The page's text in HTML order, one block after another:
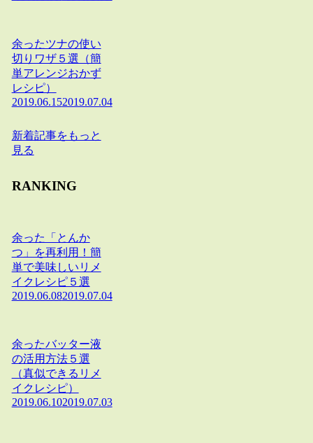
余ったツナの使い
切りワザ５選（簡
単アレンジおかず
レシピ）
2019.06.152019.07.04
新着記事をもっと
見る
RANKING
余った「とんか
つ」を再利用！簡
単で美味しいリメ
イクレシピ５選
2019.06.082019.07.04
余ったバッター液
の活用方法５選
（真似できるリメ
イクレシピ）
2019.06.102019.07.03